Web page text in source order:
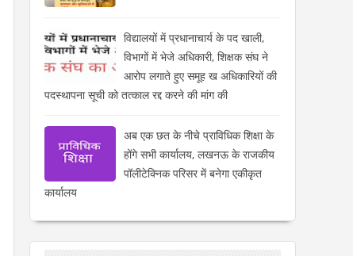
विद्यालयों में प्रधानाचार्य के पद खाली,
विभागों में भेजे अधिकारी, शिक्षक संघ ने
आरोप लगाते हुए समूह ख अधिकारियों की
पदस्थापना सूची को तत्काल रद्द करने की मांग की
अब एक छत के नीचे प्राविधिक शिक्षा के
होंगे सभी कार्यालय, लखनऊ के राजकीय
पॉलीटेक्निक परिसर में बनेगा एकीकृत
कार्यालय